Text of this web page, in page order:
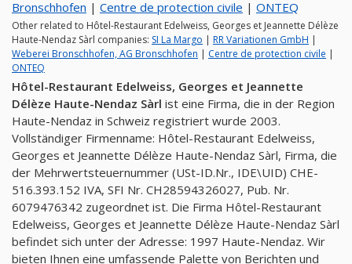
Bronschhofen | Centre de protection civile | ONTEQ
Other related to Hôtel-Restaurant Edelweiss, Georges et Jeannette Délèze
Haute-Nendaz Sàrl companies: SI La Margo | RR Variationen GmbH |
Weberei Bronschhofen, AG Bronschhofen | Centre de protection civile |
ONTEQ
Hôtel-Restaurant Edelweiss, Georges et Jeannette
Délèze Haute-Nendaz Sàrl ist eine Firma, die in der Region
Haute-Nendaz in Schweiz registriert wurde 2003.
Vollständiger Firmenname: Hôtel-Restaurant Edelweiss,
Georges et Jeannette Délèze Haute-Nendaz Sàrl, Firma, die
der Mehrwertsteuernummer (USt-ID.Nr., IDE\UID) CHE-
516.393.152 IVA, SFI Nr. CH28594326027, Pub. Nr.
6079476342 zugeordnet ist. Die Firma Hôtel-Restaurant
Edelweiss, Georges et Jeannette Délèze Haute-Nendaz Sàrl
befindet sich unter der Adresse: 1997 Haute-Nendaz. Wir
bieten Ihnen eine umfassende Palette von Berichten und